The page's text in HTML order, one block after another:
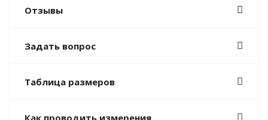
Отзывы
Задать вопрос
Таблица размеров
Как проводить измерения